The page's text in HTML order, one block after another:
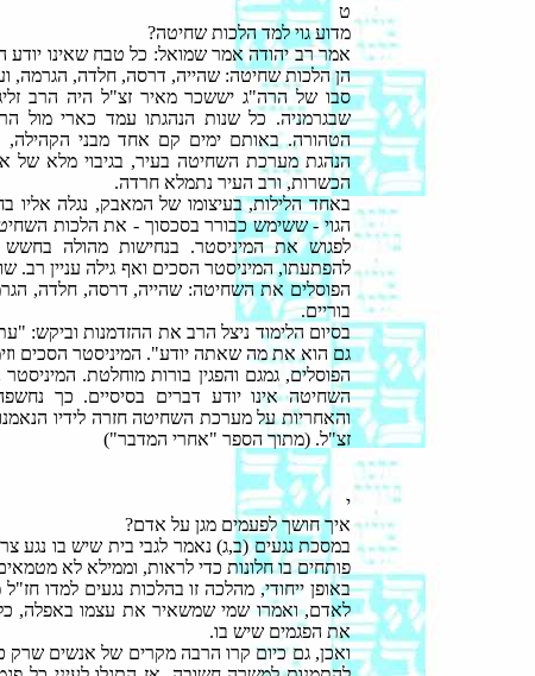
ט
מדוע גוי למד הלכות שחיטה?
אמר רב יהודה אמר שמואל: כל טבח שאינו יודע
הן הלכות שחיטה: שהייה, דרסה, חלדה, הגרמה,
סבו של הרה"ג יששכר מאיר זצ"ל היה הרב
שבגרמניה. כל שנות הנהגתו עמד כארי מול
הטהורה. באותם ימים קם אחד מבני הקהילה,
הנהגת מערכת השחיטה בעיר, בגיבוי מלא של
הכשרות, ורב העיר נתמלא חרדה.
באחד הלילות, בעיצומו של המאבק, נגלה אליו
הגוי - ששימש כבורר בסכסוך - את הלכות
לפגוש את המיניסטר. בנחישות מהולה
להפתעתו, המיניסטר הסכים ואף גילה עניין רב.
הפוסלים את השחיטה: שהייה, דרסה, חלדה,
בוריים.
בסיום הלימוד ניצל הרב את ההזדמנות וביקש:
גם הוא את מה שאתה יודע". המיניסטר הסכים
הפוסלים, גמגם והפגין בורות מוחלטת.
השחיטה אינו יודע דברים בסיסיים. כך
והאחריות על מערכת השחיטה חזרה לידיו
זצ"ל. (מתוך הספר "אחרי המדבר")
י
איך חושך לפעמים מגן על אדם?
במסכת נגעים (ב,ג) נאמר לגבי בית שיש בו נגע
פותחים בו חלונות כדי לראות, וממילא לא
באופן ייחודי, מהלכה זו בהלכות נגעים למדו
לאדם, ואמרו שמי שמשאיר את עצמו באפלה,
את הפגמים שיש בו.
ואכן, גם כיום קרו הרבה מקרים של אנשים שרק